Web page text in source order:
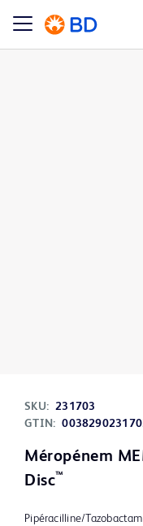
SKU: 231703
GTIN:
Méropénem
Disc™
Pipéracilline/